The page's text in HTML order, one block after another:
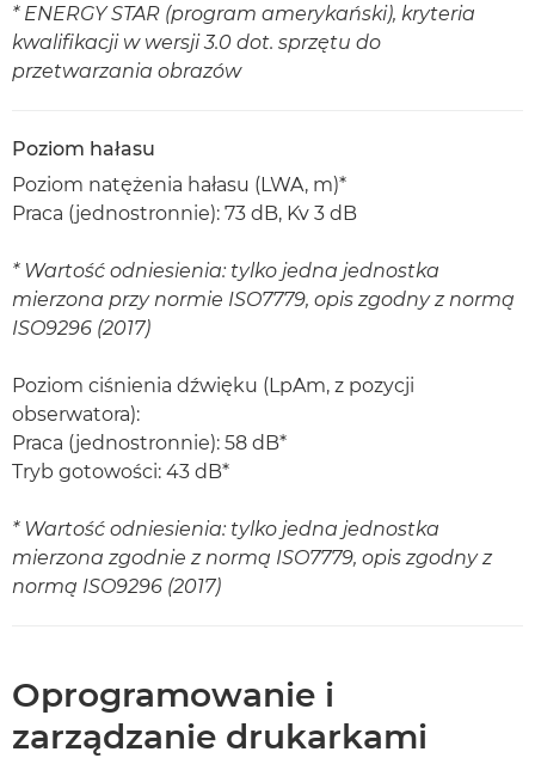
* ENERGY STAR (program amerykański), kryteria
kwalifikacji w wersji 3.0 dot. sprzętu do
przetwarzania obrazów
Poziom hałasu
Poziom natężenia hałasu (LWA, m)*
Praca (jednostronnie): 73 dB, Kv 3 dB
* Wartość odniesienia: tylko jedna jednostka
mierzona przy normie ISO7779, opis zgodny z normą
ISO9296 (2017)
Poziom ciśnienia dźwięku (LpAm, z pozycji
obserwatora):
Praca (jednostronnie): 58 dB*
Tryb gotowości: 43 dB*
* Wartość odniesienia: tylko jedna jednostka
mierzona zgodnie z normą ISO7779, opis zgodny z
normą ISO9296 (2017)
Oprogramowanie i
zarządzanie drukarkami